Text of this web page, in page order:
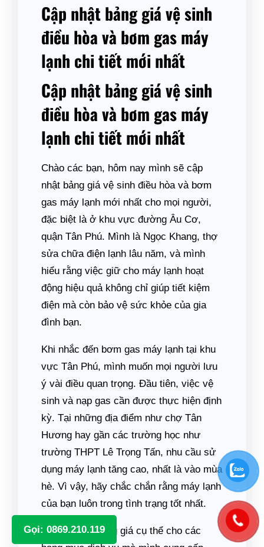
Gọi: 0869.210.119
Cập nhật bảng giá vệ sinh
điều hòa và bơm gas máy
lạnh chi tiết mới nhất
Cập nhật bảng giá vệ sinh
điều hòa và bơm gas máy
lạnh chi tiết mới nhất
Chào các bạn, hôm nay mình sẽ cập
nhật bảng giá vệ sinh điều hòa và bơm
gas máy lạnh mới nhất cho mọi người,
đặc biệt là ở khu vực đường Âu Cơ,
quận Tân Phú. Mình là Ngọc Khang, thợ
sửa chữa điện lạnh lâu năm, và mình
hiểu rằng việc giữ cho máy lạnh hoạt
động hiệu quả không chỉ giúp tiết kiệm
điện mà còn bảo vệ sức khỏe của gia
đình bạn.
Khi nhắc đến bơm gas máy lạnh tại khu
vực Tân Phú, mình muốn mọi người lưu
ý vài điều quan trọng. Đầu tiên, việc vệ
sinh và nạp gas cần được thực hiện định
kỳ. Tại những địa điểm như chợ Tân
Hương hay gần các trường học như
trường THPT Lê Trọng Tấn, nhu cầu sử
dụng máy lạnh tăng cao, nhất là vào mùa
hè. Vì vậy, hãy chắc chắn rằng máy lạnh
của bạn luôn trong tình trạng tốt nhất.
Dưới đây là bảng giá cụ thể cho các